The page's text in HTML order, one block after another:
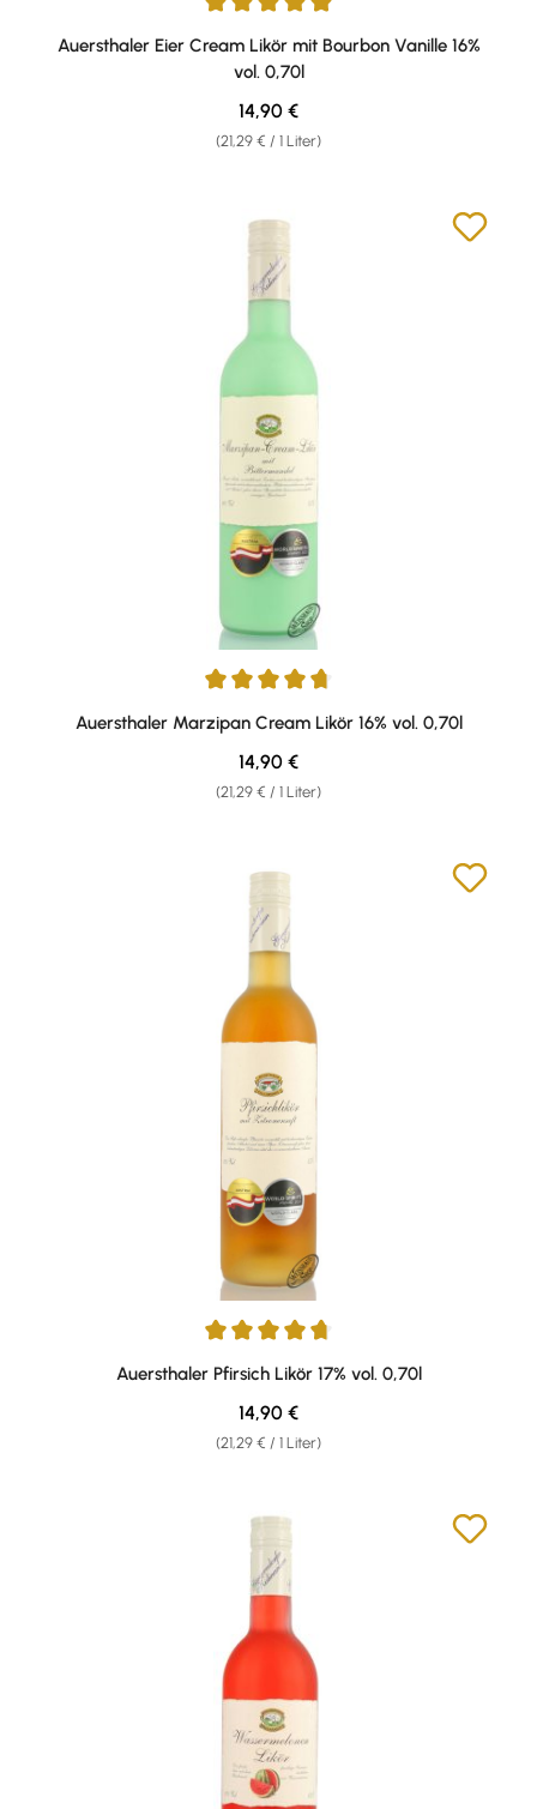
Durchschnittliche Bewertung von 4.93 von 5 Sternen
Auersthaler Eier Cream Likör mit Bourbon Vanille 16%
vol. 0,70l
(21,29 € / 1 Liter)
Regulärer Preis:
14,90 €
Durchschnittliche Bewertung von 4.82 von 5 Sternen
Auersthaler Marzipan Cream Likör 16% vol. 0,70l
(21,29 € / 1 Liter)
Regulärer Preis:
14,90 €
Durchschnittliche Bewertung von 4.86 von 5 Sternen
Auersthaler Pfirsich Likör 17% vol. 0,70l
(21,29 € / 1 Liter)
Regulärer Preis:
14,90 €